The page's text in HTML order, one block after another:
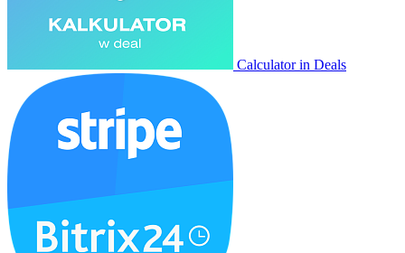
Calculator in Deals